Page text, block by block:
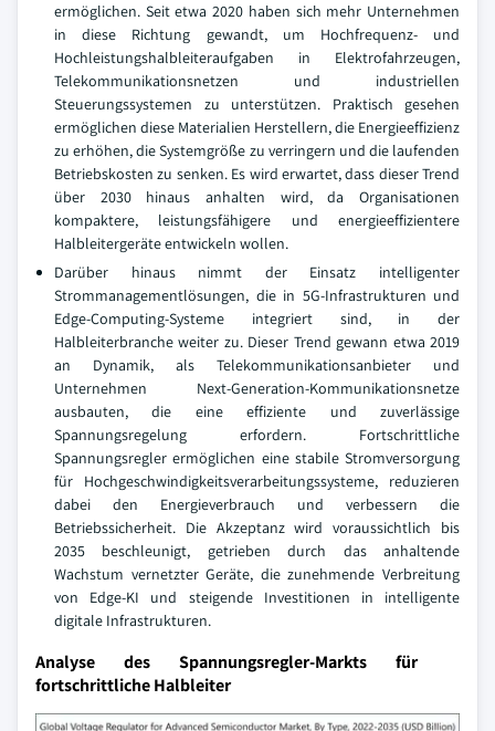
ermöglichen. Seit etwa 2020 haben sich mehr Unternehmen
in diese Richtung gewandt, um Hochfrequenz- und
Hochleistungshalbleiteraufgaben in Elektrofahrzeugen,
Telekommunikationsnetzen und industriellen
Steuerungssystemen zu unterstützen. Praktisch gesehen
ermöglichen diese Materialien Herstellern, die Energieeffizienz
zu erhöhen, die Systemgröße zu verringern und die laufenden
Betriebskosten zu senken. Es wird erwartet, dass dieser Trend
über 2030 hinaus anhalten wird, da Organisationen
kompaktere, leistungsfähigere und energieeffizientere
Halbleitergeräte entwickeln wollen.
Darüber hinaus nimmt der Einsatz intelligenter
Strommanagementlösungen, die in 5G-Infrastrukturen und
Edge-Computing-Systeme integriert sind, in der
Halbleiterbranche weiter zu. Dieser Trend gewann etwa 2019
an Dynamik, als Telekommunikationsanbieter und
Unternehmen Next-Generation-Kommunikationsnetze
ausbauten, die eine effiziente und zuverlässige
Spannungsregelung erfordern. Fortschrittliche
Spannungsregler ermöglichen eine stabile Stromversorgung
für Hochgeschwindigkeitsverarbeitungssysteme, reduzieren
dabei den Energieverbrauch und verbessern die
Betriebssicherheit. Die Akzeptanz wird voraussichtlich bis
2035 beschleunigt, getrieben durch das anhaltende
Wachstum vernetzter Geräte, die zunehmende Verbreitung
von Edge-KI und steigende Investitionen in intelligente
digitale Infrastrukturen.
Analyse des Spannungsregler-Markts für
fortschrittliche Halbleiter